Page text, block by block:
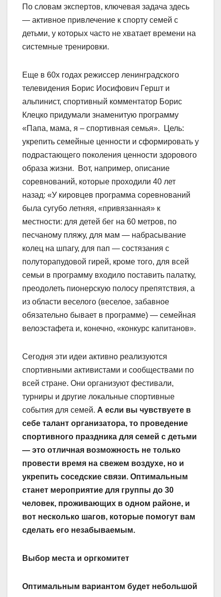
По словам экспертов, ключевая задача здесь
— активное привлечение к спорту семей с
детьми, у которых часто не хватает времени на
системные тренировки.
Еще в 60х годах режиссер ленинградского
телевидения Борис Иосифович Гершт и
альпинист, спортивный комментатор Борис
Клецко придумали знаменитую программу
«Папа, мама, я – спортивная семья». Цель:
укрепить семейные ценности и сформировать у
подрастающего поколения ценности здорового
образа жизни. Вот, например, описание
соревнований, которые проходили 40 лет
назад: «У кировцев программа соревнований
была сугубо летняя, «привязанная» к
местности: для детей бег на 60 метров, по
песчаному пляжу, для мам — набрасывание
колец на шпагу, для пап — состязания с
полуторапудовой гирей, кроме того, для всей
семьи в программу входило поставить палатку,
преодолеть пионерскую полосу препятствия, а
из области веселого (веселое, забавное
обязательно бывает в программе) — семейная
велоэстафета и, конечно, «конкурс капитанов».
Сегодня эти идеи активно реализуются
спортивными активистами и сообществами по
всей стране. Они организуют фестивали,
турниры и другие локальные спортивные
события для семей. А если вы чувствуете в
себе талант организатора, то проведение
спортивного праздника для семей с детьми
— это отличная возможность не только
провести время на свежем воздухе, но и
укрепить соседские связи. Оптимальным
станет мероприятие для группы до 30
человек, проживающих в одном районе, и
вот несколько шагов, которые помогут вам
сделать его незабываемым.
Выбор места и оргкомитет
Оптимальным вариантом будет небольшой